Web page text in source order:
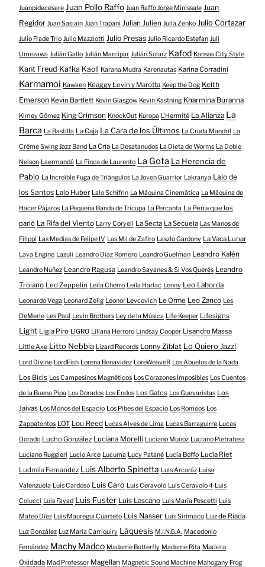
Juanpidecesare Juan Pollo Raffo Juan Raffo Jorge Minissale Juan
Regidor Juan Sasiain Juan Trapani Julian Julien Julia Zenko Julio Cortazar
Julio Frade Trio Julio Mazziotti Julio Presas Julio Ricardo Estefan Juli
Umezawa Julián Gallo Julián Marcipar Julián Solarz Kafod Kansas City Style
Kant Freud Kafka Kaoll Karana Mudra Karenautas Karina Corradini
Karmamoi Kawken Keaggy Levin y Marotta Keep the Dog Keith
Emerson Kevin Bartlett Kevin Glasgow Kevin Kastning Kharmina Buranna
Kimey Gómez King Crimson KnockOut Kuropa L'Hermité La Alianza La
Barca La Bastilla La Caja La Cara de los Últimos La Cruda Mandril La
Créme Swing Jazz Band La Cría La Desatanudos La Dieta de Worms La Doble
Nelson Laermandá La Finca de Laurento La Gota La Herencia de
Pablo La Increíble Fuga de Triángulos La Joven Guarrior Lakranya Lalo de
los Santos Lalo Huber Lalo Schifrin La Máquina Cinemática La Máquina de
Hacer Pájaros La Pequeña Banda de Trícupa La Percanta La Perra que los
parió La Rifa del Viento Larry Coryell La Secta La Secuela Las Manos de
Filippi Las Medias de Felipe IV Las Mil de Zafiro Laszlo Gardony La Vaca Lunar
Lava Engine Lazuli Leandro Diaz Romero Leandro Guelman Leandro Kalén
Leandro Nuñez Leandro Ragusa Leandro Sayanes & Si Vos Querés Leandro
Troiano Led Zeppelin Leila Cherro Leila Harlac Lenny Leo Laborda
Leonardo Vega Leonard Zelig Leonor Levcovich Le Orme Leo Zanco Les
DeMerle Les Paul Levin Brothers Ley de la Música Life Keeper Lifesigns
Light Ligia Piro LIGRO Liliana Herrero Lindsay Cooper Lisandro Massa
Little Axe Litto Nebbia Lizard Records Lonny Ziblat Lo Quiero Jazz!
Lord Divine LordFish Lorena Benavidez LoreWeaveR Los Abuelos de la Nada
Los Bicis Los Campesinos Magnéticos Los Corazones Imposibles Los Cuentos
de la Buena Pipa Los Dorados Los Endos Los Gatos Los Guevaristas Los
Jaivas Los Monos del Espacio Los Pibes del Espacio Los Romeos Los
Zappatontos LOT Lou Reed Lucas Alves de Lima Lucas Barraguirre Lucas
Dorado Lucho González Luciana Morelli Luciano Muñoz Luciano Pietrafesa
Luciano Ruggieri Lucio Arce Lucuma Lucy Patané Lucía Boffo Lucía Riet
Ludmila Fernandez Luis Alberto Spinetta Luis Arcaráz Luisa
Valenzuela Luis Cardoso Luis Caro Luis Ceravolo Luis Ceravolo 4 Luis
Colucci Luis Fayad Luis Fuster Luis Lascano Luis María Pescetti Luis
Mateo Díez Luis Mauregui Cuarteto Luis Nasser Luis Sirimaco Luz de Riada
Luz González Luz Maria Carriquiry Láquesis M.I.N.G.A. Macedonio
Fernández Machy Madco Madame Butterfly Madame Rita Madera
Oxidada Mad Professor Magellan Magnetic Sound Machine Mahogany Frog